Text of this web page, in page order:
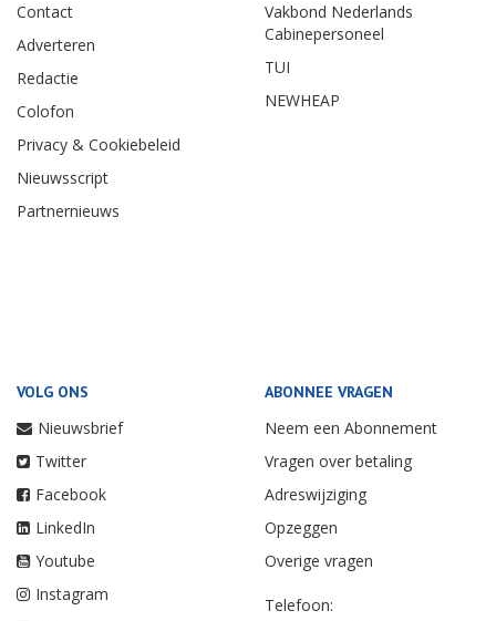
Contact
Adverteren
Redactie
Colofon
Privacy & Cookiebeleid
Nieuwsscript
Partnernieuws
Vakbond Nederlands
Cabinepersoneel
TUI
NEWHEAP
VOLG ONS
Nieuwsbrief
Twitter
Facebook
LinkedIn
Youtube
Instagram
ABONNEE VRAGEN
Neem een Abonnement
Vragen over betaling
Adreswijziging
Opzeggen
Overige vragen
Telefoon: